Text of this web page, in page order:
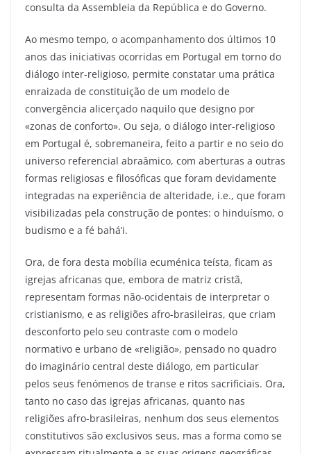
consulta da Assembleia da República e do Governo.
Ao mesmo tempo, o acompanhamento dos últimos 10
anos das iniciativas ocorridas em Portugal em torno do
diálogo inter-religioso, permite constatar uma prática
enraizada de constituição de um modelo de
convergência alicerçado naquilo que designo por
«zonas de conforto». Ou seja, o diálogo inter-religioso
em Portugal é, sobremaneira, feito a partir e no seio do
universo referencial abraâmico, com aberturas a outras
formas religiosas e filosóficas que foram devidamente
integradas na experiência de alteridade, i.e., que foram
visibilizadas pela construção de pontes: o hinduísmo, o
budismo e a fé bahá’i.
Ora, de fora desta mobília ecuménica teísta, ficam as
igrejas africanas que, embora de matriz cristã,
representam formas não-ocidentais de interpretar o
cristianismo, e as religiões afro-brasileiras, que criam
desconforto pelo seu contraste com o modelo
normativo e urbano de «religião», pensado no quadro
do imaginário central deste diálogo, em particular
pelos seus fenómenos de transe e ritos sacrificiais. Ora,
tanto no caso das igrejas africanas, quanto nas
religiões afro-brasileiras, nenhum dos seus elementos
constitutivos são exclusivos seus, mas a forma como se